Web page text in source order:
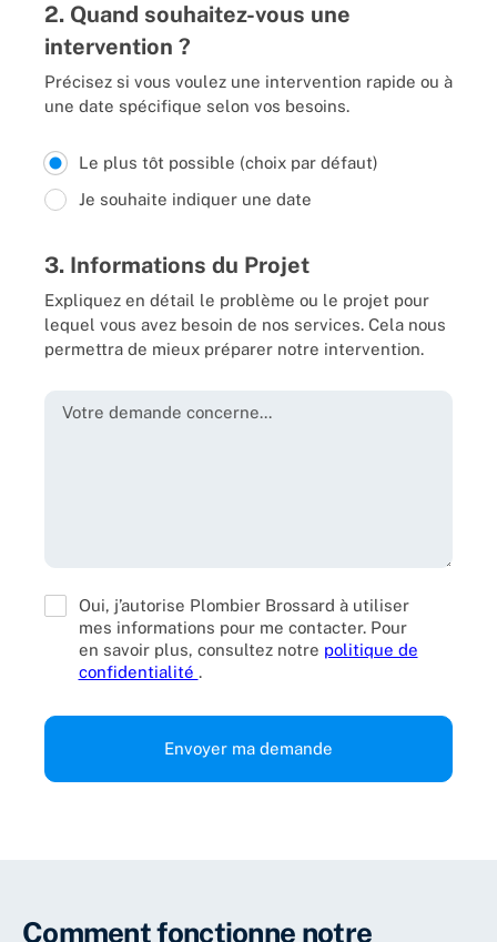
2. Quand souhaitez-vous une
intervention ?
Précisez si vous voulez une intervention rapide ou à
une date spécifique selon vos besoins.
Le plus tôt possible (choix par défaut)
Je souhaite indiquer une date
3. Informations du Projet
Expliquez en détail le problème ou le projet pour
lequel vous avez besoin de nos services. Cela nous
permettra de mieux préparer notre intervention.
Oui, j’autorise Plombier Brossard à utiliser
mes informations pour me contacter. Pour
en savoir plus, consultez notre politique de
confidentialité .
Envoyer ma demande
Comment fonctionne notre